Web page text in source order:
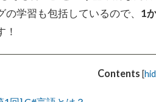
の学習も包括しているので、 1
！
Contents [